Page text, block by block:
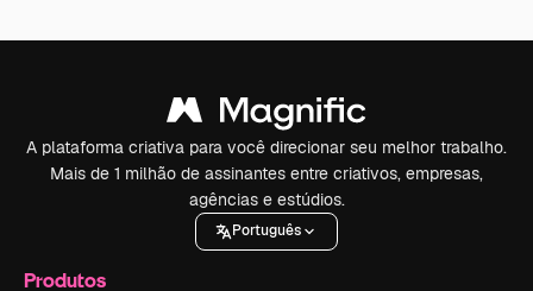
A plataforma criativa para você direcionar seu melhor trabalho.
Mais de 1 milhão de assinantes entre criativos, empresas,
agências e estúdios.
Português
Produtos